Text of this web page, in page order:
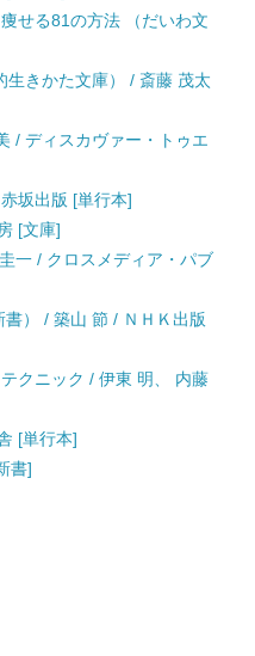
せる81の方法 （だいわ文
生きかた文庫） / 斎藤 茂太
/ ディスカヴァー・トゥエ
坂出版 [単行本]
[文庫]
一 / クロスメディア・パブ
） / 築山 節 / ＮＨＫ出版
クニック / 伊東 明、 内藤
[単行本]
書]